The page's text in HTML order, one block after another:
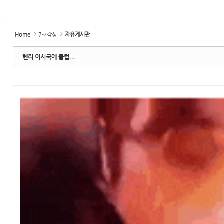
Home 7초감성 자유게시판
헨리 이시국에 클럽...
ㅡ_ㅡ